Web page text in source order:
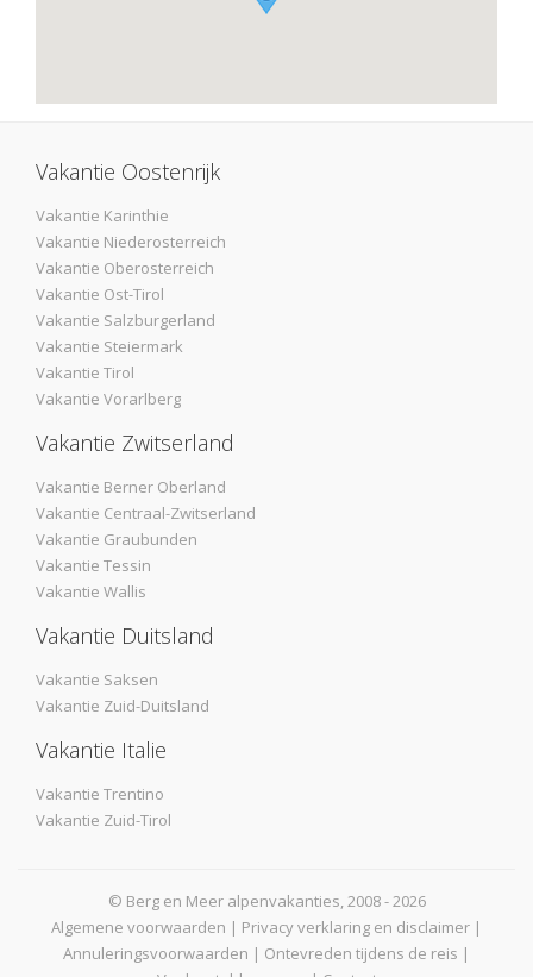
Vakantie Oostenrijk
Vakantie Karinthie
Vakantie Niederosterreich
Vakantie Oberosterreich
Vakantie Ost-Tirol
Vakantie Salzburgerland
Vakantie Steiermark
Vakantie Tirol
Vakantie Vorarlberg
Vakantie Zwitserland
Vakantie Berner Oberland
Vakantie Centraal-Zwitserland
Vakantie Graubunden
Vakantie Tessin
Vakantie Wallis
Vakantie Duitsland
Vakantie Saksen
Vakantie Zuid-Duitsland
Vakantie Italie
Vakantie Trentino
Vakantie Zuid-Tirol
© Berg en Meer alpenvakanties, 2008 - 2026
Algemene voorwaarden | Privacy verklaring en disclaimer |
Annuleringsvoorwaarden | Ontevreden tijdens de reis |